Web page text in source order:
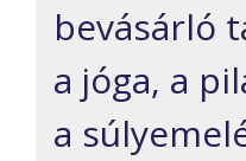
bevásárló
a jóga, a
a